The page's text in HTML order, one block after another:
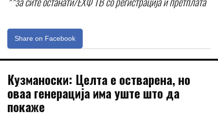
Share on Facebook
Кузманоски: Целта е остварена, но
оваа генерација има уште што да
покаже